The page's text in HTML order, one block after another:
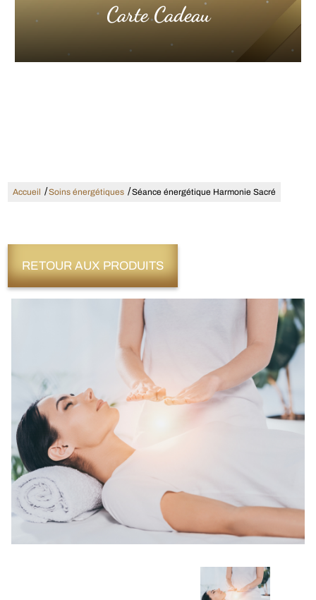
Carte Cadeau
Accueil /Soins énergétiques /Séance énergétique Harmonie Sacré
RETOUR AUX PRODUITS